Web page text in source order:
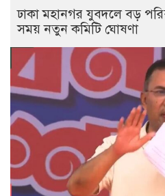
ঢাকা মহানগর যুবদলে বড়
সময় নতুন কমিটি ঘোষণা